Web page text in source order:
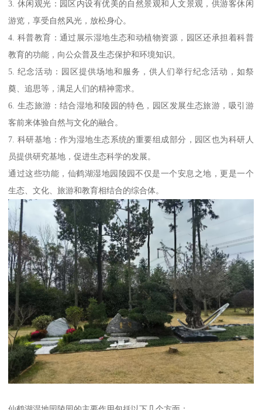
3. 休闲观光：园区内设有优美的自然景观和人文景观，供游客休闲
游览，享受自然风光，放松身心。
4. 科普教育：通过展示湿地生态和动植物资源，园区还承担着科普
教育的功能，向公众普及生态保护和环境知识。
5. 纪念活动：园区提供场地和服务，供人们举行纪念活动，如祭
奠、追思等，满足人们的精神需求。
6. 生态旅游：结合湿地和陵园的特色，园区发展生态旅游，吸引游
客前来体验自然与文化的融合。
7. 科研基地：作为湿地生态系统的重要组成部分，园区也为科研人
员提供研究基地，促进生态科学的发展。
通过这些功能，仙鹤湖湿地园陵园不仅是一个安息之地，更是一个
生态、文化、旅游和教育相结合的综合体。